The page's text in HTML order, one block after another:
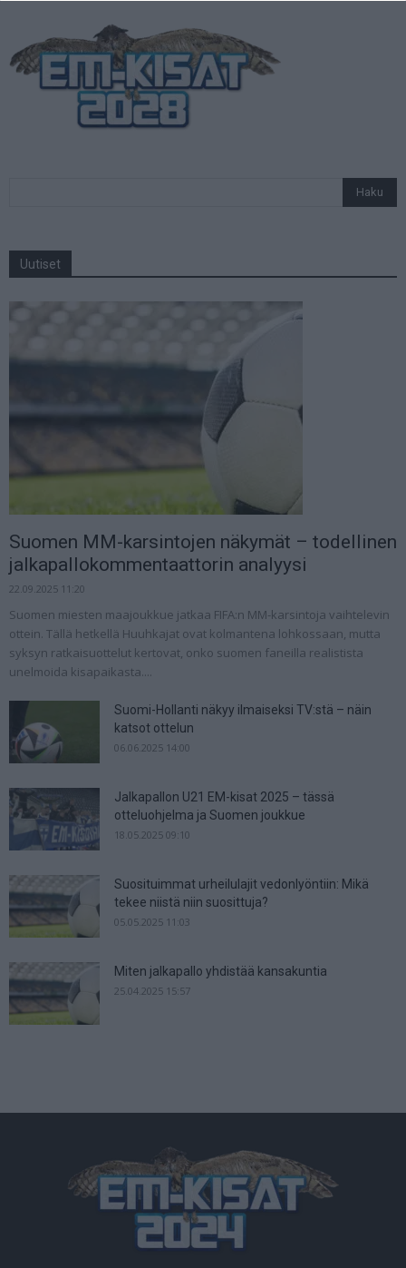
Uutiset
Suomen MM-karsintojen näkymät – todellinen
jalkapallokommentaattorin analyysi
22.09.2025 11:20
Suomen miesten maajoukkue jatkaa FIFA:n MM-karsintoja vaihtelevin
ottein. Tällä hetkellä Huuhkajat ovat kolmantena lohkossaan, mutta
syksyn ratkaisuottelut kertovat, onko suomen faneilla realistista
unelmoida kisapaikasta....
Suomi-Hollanti näkyy ilmaiseksi TV:stä – näin
katsot ottelun
06.06.2025 14:00
Jalkapallon U21 EM-kisat 2025 – tässä
otteluohjelma ja Suomen joukkue
18.05.2025 09:10
Suosituimmat urheilulajit vedonlyöntiin: Mikä
tekee niistä niin suosittuja?
05.05.2025 11:03
Miten jalkapallo yhdistää kansakuntia
25.04.2025 15:57